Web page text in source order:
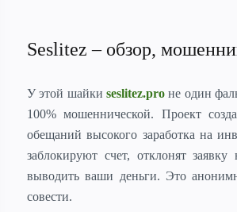
Seslitez – обзор,
У этой шайки seslitez.proне один
100% мошеннической. Проект
обещаний высокого заработка на
заблокируют счет, отклонят
выводить ваши деньги. Это
совести.